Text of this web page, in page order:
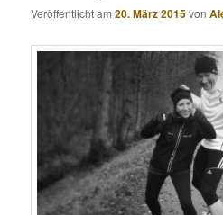
Veröffentlicht am20. März 2015von